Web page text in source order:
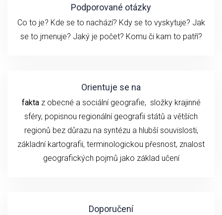
Podporované otázky
Co to je? Kde se to nachází? Kdy se to vyskytuje? Jak
se to jmenuje? Jaký je počet? Komu či kam to patří?
Orientuje se na
faktaz obecné a sociální geografie, složky krajinné
sféry, popisnou regionální geografii států a větších
regionů bez důrazu na syntézu a hlubší souvislosti,
základní kartografii, terminologickou přesnost, znalost
geografických pojmů jako základ učení
Doporučení